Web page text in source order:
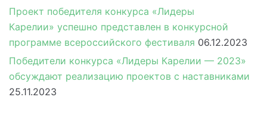
Проект победителя конкурса «Лидеры
Карелии» успешно представлен в конкурсной
программе всероссийского фестиваля 06.12.2023
Победители конкурса «Лидеры Карелии — 2023»
обсуждают реализацию проектов с наставниками
25.11.2023